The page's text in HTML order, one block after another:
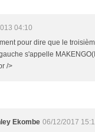
04:10
pour dire que le
s'appelle
/>
Ekombe 06/12/2017